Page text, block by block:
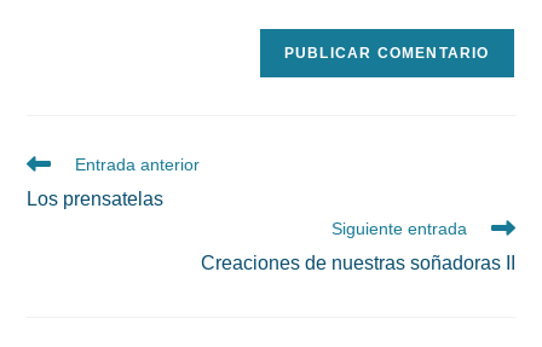
Leer
artículos
Entrada anterior
Los prensatelas
Siguiente entrada
Creaciones de nuestras soñadoras II